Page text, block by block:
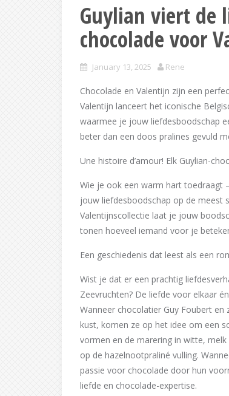
Guylian viert de
chocolade voor
January 13, 2025 Rene
Chocolade en Valentijn zijn een
Valentijn lanceert het iconische
waarmee je jouw liefdesboodschap
beter dan een doos pralines gevuld
Une histoire d’amour! Elk Guylian-
Wie je ook een warm hart toedraagt
jouw liefdesboodschap op de meest
Valentijnscollectie laat je jouw
tonen hoeveel iemand voor je
Een geschiedenis dat leest als een
Wist je dat er een prachtig
Zeevruchten? De liefde voor elkaar
Wanneer chocolatier Guy Foubert
kust, komen ze op het idee om een
vormen en de marering in witte,
op de hazelnootpraliné vulling.
passie voor chocolade door hun
liefde en chocolade-expertise.